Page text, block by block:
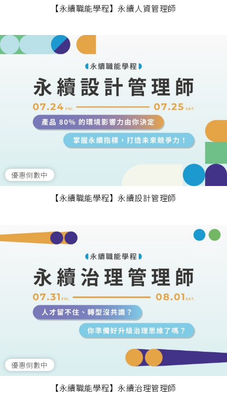
【永續職能學程】永續人資管理師
優惠倒數中
【永續職能學程】永續設計管理師
優惠倒數中
【永續職能學程】永續治理管理師